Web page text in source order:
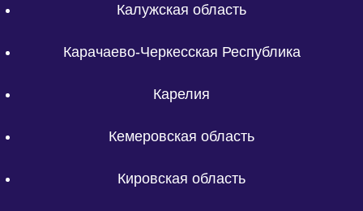
Калужская область
Карачаево-Черкесская Республика
Карелия
Кемеровская область
Кировская область